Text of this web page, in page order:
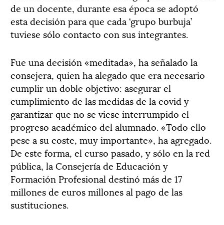
de un docente, durante esa época se adoptó
esta decisión para que cada ‘grupo burbuja’
tuviese sólo contacto con sus integrantes.
Fue una decisión «meditada», ha señalado la
consejera, quien ha alegado que era necesario
cumplir un doble objetivo: asegurar el
cumplimiento de las medidas de la covid y
garantizar que no se viese interrumpido el
progreso académico del alumnado. «Todo ello
pese a su coste, muy importante», ha agregado.
De este forma, el curso pasado, y sólo en la red
pública, la Consejería de Educación y
Formación Profesional destinó más de 17
millones de euros millones al pago de las
sustituciones.